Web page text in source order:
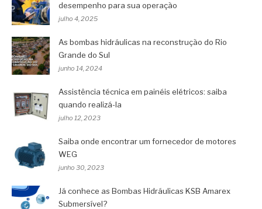
desempenho para sua operação
julho 4, 2025
As bombas hidráulicas na reconstrução do Rio
Grande do Sul
junho 14, 2024
Assistência técnica em painéis elétricos: saiba
quando realizá-la
julho 12, 2023
Saiba onde encontrar um fornecedor de motores
WEG
junho 30, 2023
Já conhece as Bombas Hidráulicas KSB Amarex
Submersível?